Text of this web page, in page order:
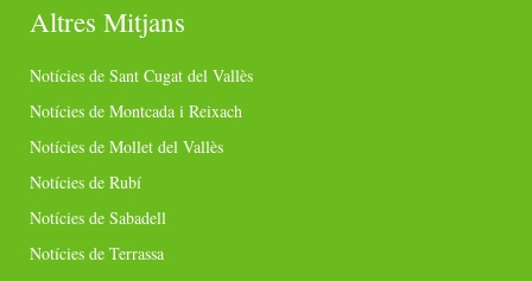
Altres Mitjans
Notícies de Sant Cugat del Vallès
Notícies de Montcada i Reixach
Notícies de Mollet del Vallès
Notícies de Rubí
Notícies de Sabadell
Notícies de Terrassa